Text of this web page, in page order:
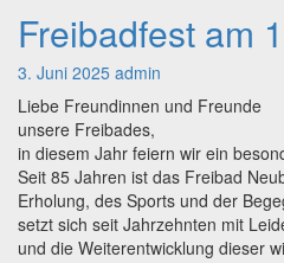
Freibadfest
am
19.06.2025
Freibadfest am
3. Juni 2025 admin
Liebe Freundinnen und Freunde
unsere Freibades,
in diesem Jahr feiern wir ein
Seit 85 Jahren ist das Freibad
Erholung, des Sports und der
setzt sich seit Jahrzehnten mit
und die Weiterentwicklung dieser